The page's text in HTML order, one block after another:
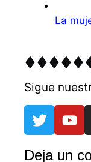
La
Sigue
Deja un